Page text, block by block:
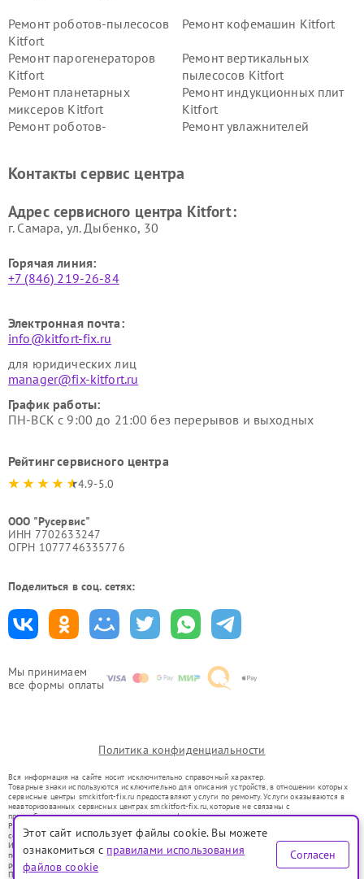
Мы принимаем
все формы оплаты
Ремонт роботов-пылесосов
Kitfort
Ремонт кофемашин Kitfort
Ремонт парогенераторов
Kitfort
Ремонт вертикальных
пылесосов Kitfort
Ремонт планетарных
миксеров Kitfort
Ремонт индукционных плит
Kitfort
Ремонт роботов-
Ремонт увлажнителей
Kitfort
Kitfort
Kitfort
Kitfort
Контакты сервис центра
Адрес сервисного центра Kitfort:
г. Самара, ул. Дыбенко, 30
Горячая линия:
+7 (846) 219-26-84
Электронная почта:
info@kitfort-fix.ru
для юридических лиц
manager@fix-kitfort.ru
График работы:
ПН-ВСК с 9:00 до 21:00 без перерывов и выходных
Рейтинг сервисного центра
4.9-5.0
ООО "Русервис"
ИНН 7702633247
ОГРН 1077746335776
Поделиться в соц. сетях:
Политика конфиденциальности
Вся информация на сайте носит исключительно справочный характер.
Товарные знаки используются исключительно для описания устройств, в отношении которых
сервисные центры smr.kitfort-fix.ru предоставляют услуги по ремонту. Услуги оказываются в
неавторизованных сервисных центрах smr.kitfort-fix.ru, которые не связаны с
правообладателями товарных знаков или их официальными представителями.
Ремонт осуществляется для устройств, уже введенных в гражданский оборот в соответствии
со статьей 1487 ГК РФ.
Использование товарных знаков не преследует цели индивидуализации услуг или введения
потребителей в заблуждение, а служит для информирования о предоставляемых услугах по
ремонту техники указанных брендов.
Представленная на сайте информация не является публичной офертой, определяемой
Этот сайт использует файлы cookie. Вы можете
ознакомиться с правилами использования
файлов cookie
Согласен